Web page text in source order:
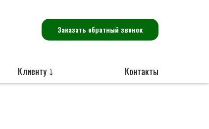
Заказать обратный звонок
Клиенту ⤵ Контакты